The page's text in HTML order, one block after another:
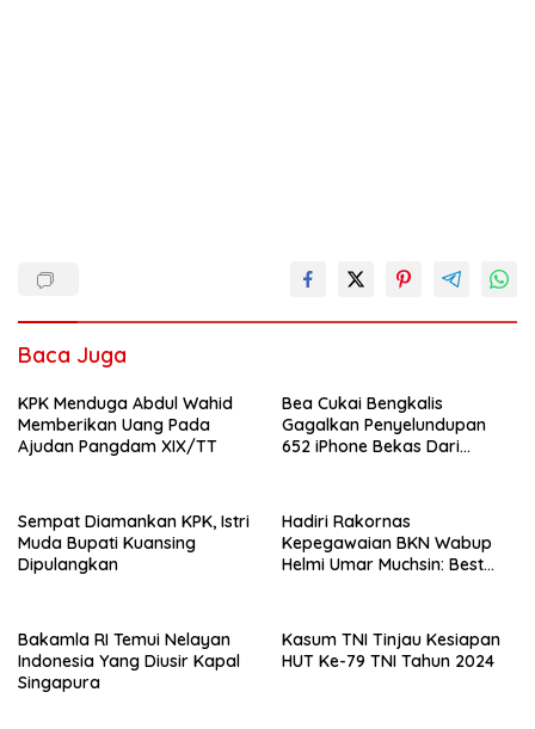
Baca Juga
KPK Menduga Abdul Wahid
Memberikan Uang Pada
Ajudan Pangdam XIX/TT
Bea Cukai Bengkalis
Gagalkan Penyelundupan
652 iPhone Bekas Dari
Sempat Diamankan KPK, Istri
Muda Bupati Kuansing
Dipulangkan
Hadiri Rakornas
Kepegawaian BKN Wabup
Helmi Umar Muchsin: Best
Bakamla RI Temui Nelayan
Indonesia Yang Diusir Kapal
Singapura
Kasum TNI Tinjau Kesiapan
HUT Ke-79 TNI Tahun 2024